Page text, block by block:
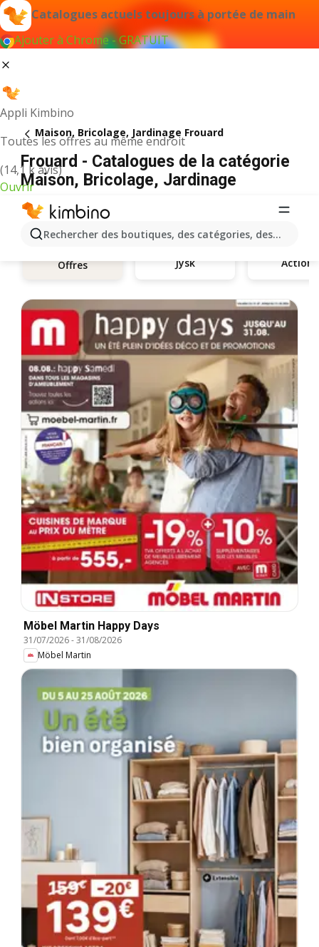
Catalogues actuels toujours à portée de main
Ajouter à Chrome - GRATUIT
Appli Kimbino
Toutes les offres au même endroit
(14,1 k avis)
Ouvrir
Rechercher des boutiques, des catégories, des
Maison, Bricolage, Jardinage Frouard
Frouard - Catalogues de la catégorie
Maison, Bricolage, Jardinage
Offres Jysk Action
Möbel Martin Happy Days
31/07/2026-31/08/2026
Möbel Martin